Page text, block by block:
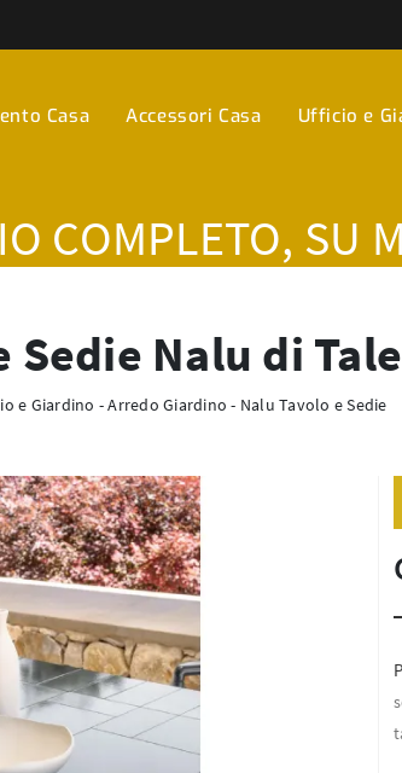
Casa Accessori Casa Ufficio e
COMPLETO, SU
Sedie Nalu di
e Giardino -Arredo Giardino - Nalu Tavolo e Sedie